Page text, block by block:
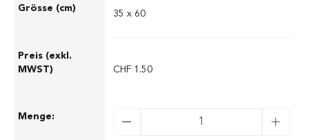
35 x 60
CHF 1.50